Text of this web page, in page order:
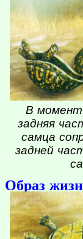
В момент
задняя
самца
задней
Образ